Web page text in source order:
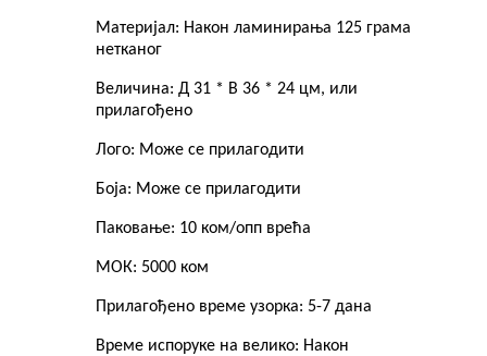
Материјал: Након ламинирања 125 грама
нетканог
Величина: Д 31 * В 36 * 24 цм, или
прилагођено
Лого: Може се прилагодити
Боја: Може се прилагодити
Паковање: 10 ком/опп врећа
МОК: 5000 ком
Прилагођено време узорка: 5-7 дана
Време испоруке на велико: Након